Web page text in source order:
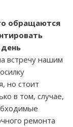
обращаются
день
встречу нашим
но стоит
в том, случае,
ремонта